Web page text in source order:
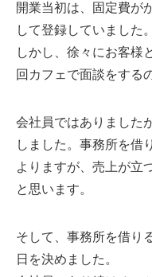
開業当初は、固定費が
して登録していました。
しかし、徐々にお客様
回カフェで面談をする
会社員ではありました
しました。事務所を借
よりますが、売上が立
と思います。
そして、事務所を借り
日を決めました。